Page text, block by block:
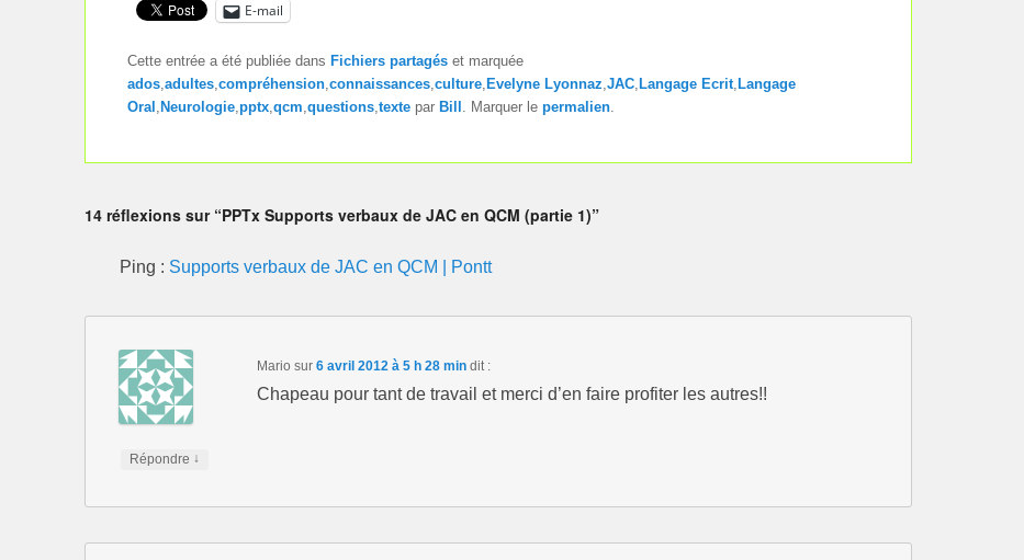
E-mail
Cette entrée a été publiée dans Fichiers partagés et marquée
ados,adultes,compréhension,connaissances,culture, Evelyne Lyonnaz,JAC, Langage Ecrit, Langage
Oral , Neurologie,pptx,qcm,questions,texte par Bill . Marquer le permalien.
14 réflexions sur “PPTx Supports verbaux de JAC en QCM (partie 1)”
Ping : Supports verbaux de JAC en QCM | Pontt
Mario sur 6 avril 2012 à 5 h 28 min dit :
Chapeau pour tant de travail et merci d’en faire profiter les autres!!
Répondre ↓